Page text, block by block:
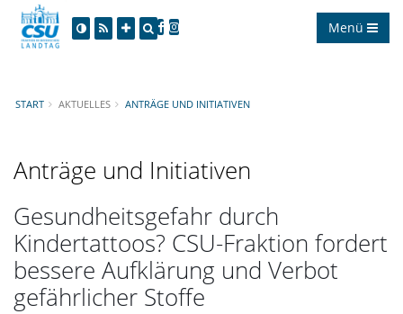
Menü
START AKTUELLES ANTRÄGE UND INITIATIVEN
Anträge und Initiativen
Gesundheitsgefahr durch
Kindertattoos? CSU-Fraktion fordert
bessere Aufklärung und Verbot
gefährlicher Stoffe